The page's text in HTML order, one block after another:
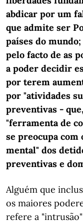
abdicar por um
que admite ser
países do mundo;
pelo facto de as
a poder decidir
por terem
por "atividades
preventivas -
"ferramenta de
se preocupa com
mental" dos
preventivas e
Alguém que
os maiores
refere a